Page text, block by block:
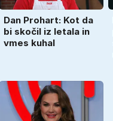
Dan Prohart: Kot da
bi skočil iz letala in
vmes kuhal